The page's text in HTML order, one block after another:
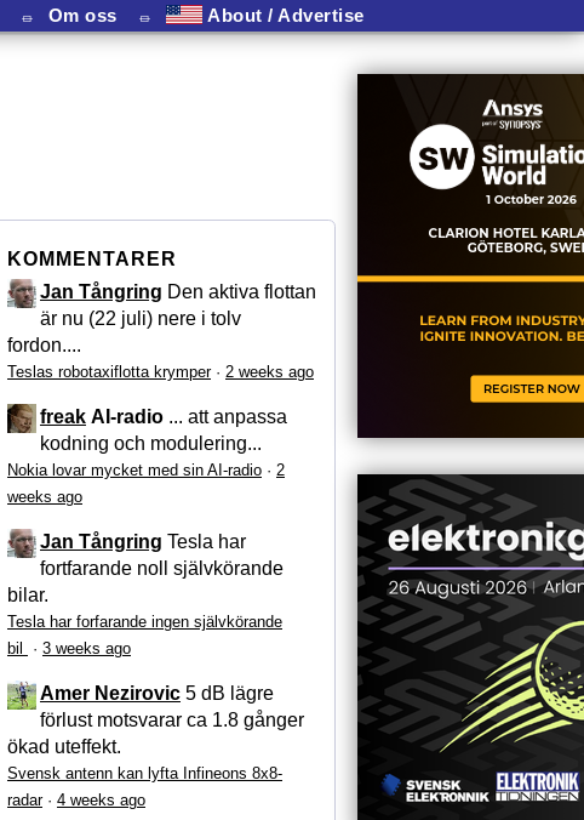
⏛ Om oss ⏛ About / Advertise
KOMMENTARER
Jan Tångring Den aktiva flottan
är nu (22 juli) nere i tolv
fordon....
Teslas robotaxiflotta krymper· 2 weeks ago
freak AI-radio ... att anpassa
kodning och modulering...
Nokia lovar mycket med sin AI-radio · 2
weeks ago
Jan Tångring Tesla har
fortfarande noll självkörande
bilar.
Tesla har forfarande ingen självkörande
bil
· 3 weeks ago
Amer Nezirovic 5 dB lägre
förlust motsvarar ca 1.8 gånger
ökad uteffekt.
Svensk antenn kan lyfta Infineons 8x8-
radar· 4 weeks ago